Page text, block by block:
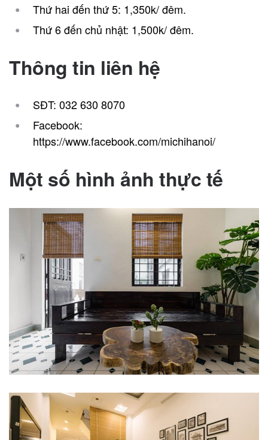
Thứ hai đến thứ 5: 1,350k/ đêm.
Thứ 6 đến chủ nhật: 1,500k/ đêm.
Thông tin liên hệ
SĐT: 032 630 8070
Facebook:
https://www.facebook.com/michihanoi/
Một số hình ảnh thực tế